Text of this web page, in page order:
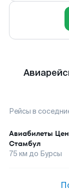
Рейсы в
Авиабилеты
Стамбул
75 км до Бурсы